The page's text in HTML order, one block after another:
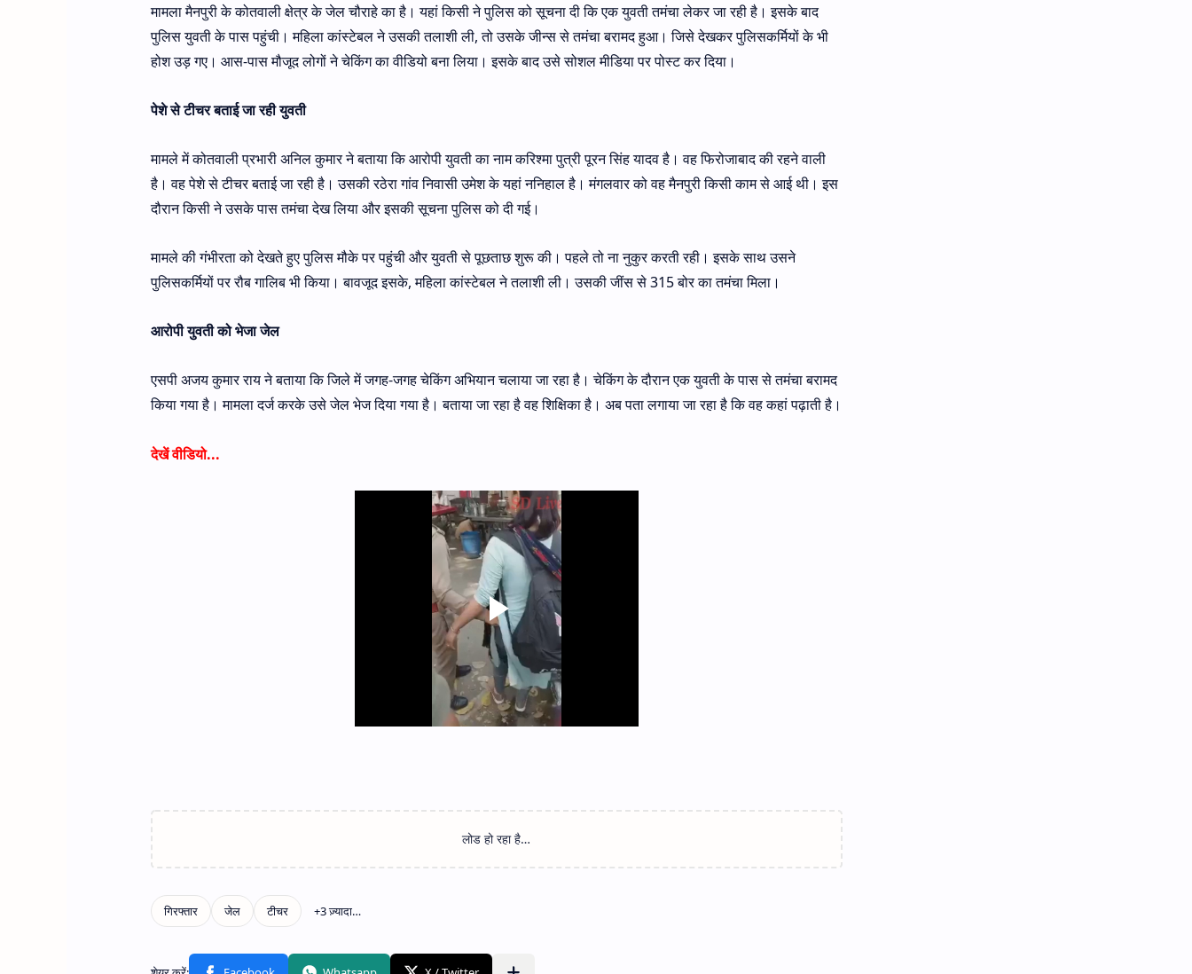
मामला मैनपुरी के कोतवाली क्षेत्र के जेल चौराहे का है। यहां किसी ने पुलिस को सूचना दी कि एक युवती तमंचा लेकर जा रही है। इसके बाद
पुलिस युवती के पास पहुंची। महिला कांस्टेबल ने उसकी तलाशी ली, तो उसके जीन्स से तमंचा बरामद हुआ। जिसे देखकर पुलिसकर्मियों के भी
होश उड़ गए। आस-पास मौजूद लोगों ने चेकिंग का वीडियो बना लिया। इसके बाद उसे सोशल मीडिया पर पोस्ट कर दिया।
पेशे से टीचर बताई जा रही युवती
मामले में कोतवाली प्रभारी अनिल कुमार ने बताया कि आरोपी युवती का नाम करिश्मा पुत्री पूरन सिंह यादव है। वह फिरोजाबाद की रहने वाली
है। वह पेशे से टीचर बताई जा रही है। उसकी रठेरा गांव निवासी उमेश के यहां ननिहाल है। मंगलवार को वह मैनपुरी किसी काम से आई थी। इस
दौरान किसी ने उसके पास तमंचा देख लिया और इसकी सूचना पुलिस को दी गई।
मामले की गंभीरता को देखते हुए पुलिस मौके पर पहुंची और युवती से पूछताछ शुरू की। पहले तो ना नुकुर करती रही। इसके साथ उसने
पुलिसकर्मियों पर रौब गालिब भी किया। बावजूद इसके, महिला कांस्टेबल ने तलाशी ली। उसकी जींस से 315 बोर का तमंचा मिला।
आरोपी युवती कोभेजाजेल
एसपी अजय कुमार राय ने बताया कि जिले में जगह-जगह चेकिंग अभियान चलाया जा रहा है। चेकिंग के दौरान एक युवती के पास से तमंचा बरामद
किया गया है। मामला दर्ज करके उसे जेल भेज दिया गया है। बताया जा रहा है वह शिक्षिका है। अब पता लगाया जा रहा है कि वह कहां पढ़ाती है।
देखें वीडियो...